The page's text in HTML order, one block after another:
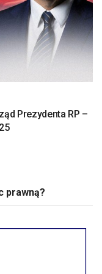
Prezydenta RP –
prawną?